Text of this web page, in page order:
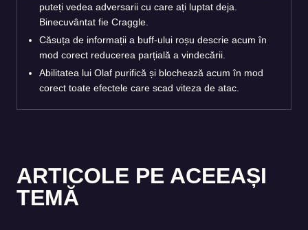
puteți vedea adversarii cu care ați luptat deja.
Binecuvântat fie Craggle.
Căsuța de informații a buff-ului roșu descrie acum în
mod corect reducerea parțială a vindecării.
Abilitatea lui Olaf purifică și blochează acum în mod
corect toate efectele care scad viteza de atac.
ARTICOLE PE ACEEAȘI
TEMĂ